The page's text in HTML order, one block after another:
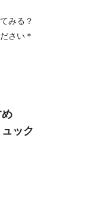
みる？
さい＊
ック